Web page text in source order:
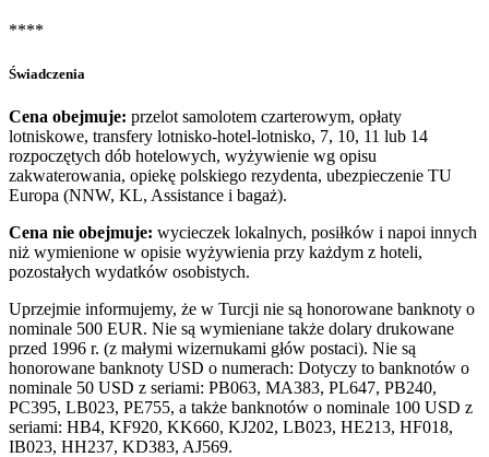
****
Świadczenia
Cena obejmuje: przelot samolotem czarterowym, opłaty
lotniskowe, transfery lotnisko-hotel-lotnisko, 7, 10, 11 lub 14
rozpoczętych dób hotelowych, wyżywienie wg opisu
zakwaterowania, opiekę polskiego rezydenta, ubezpieczenie TU
Europa (NNW, KL, Assistance i bagaż).
Cena nie obejmuje: wycieczek lokalnych, posiłków i napoi innych
niż wymienione w opisie wyżywienia przy każdym z hoteli,
pozostałych wydatków osobistych.
Uprzejmie informujemy, że w Turcji nie są honorowane banknoty o
nominale 500 EUR. Nie są wymieniane także dolary drukowane
przed 1996 r. (z małymi wizernukami głów postaci). Nie są
honorowane banknoty USD o numerach: Dotyczy to banknotów o
nominale 50 USD z seriami: PB063, MA383, PL647, PB240,
PC395, LB023, PE755, a także banknotów o nominale 100 USD z
seriami: HB4, KF920, KK660, KJ202, LB023, HE213, HF018,
IB023, HH237, KD383, AJ569.